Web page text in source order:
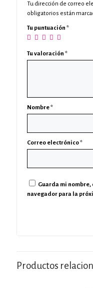
Tu dirección de correo
obligatorios están
Tu puntuación *
Tu valoración *
Nombre*
Correo electrónico*
Guarda mi
navegador para la
Productos